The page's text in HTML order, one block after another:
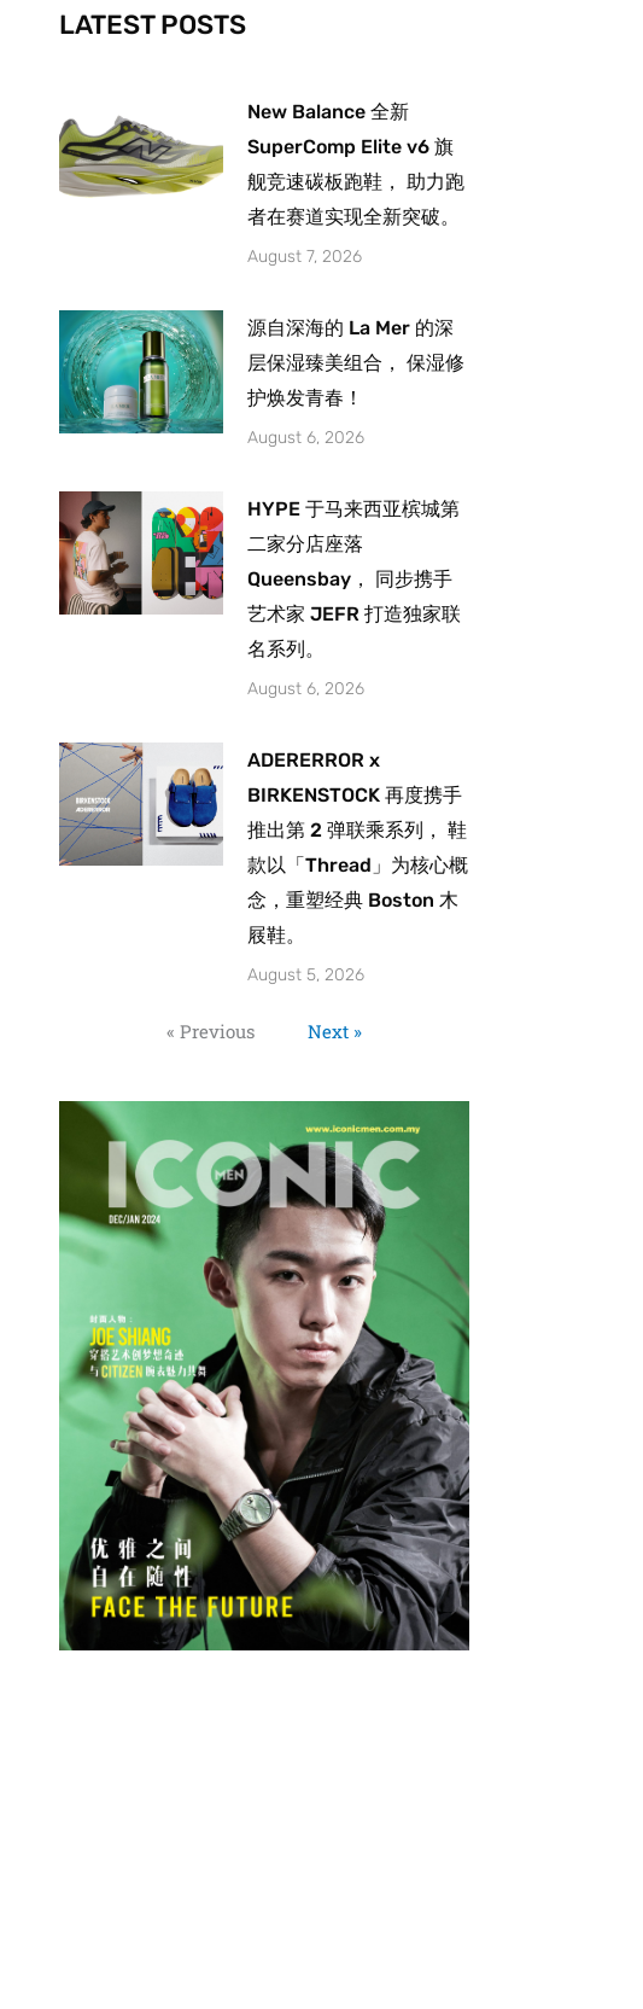
-
f
m
LATEST POSTS
New Balance 全新
SuperComp Elite v6 旗
舰竞速碳板跑鞋， 助力跑
者在赛道实现全新突破。
August 7, 2026
源自深海的 La Mer 的深
层保湿臻美组合， 保湿修
护焕发青春！
August 6, 2026
HYPE 于马来西亚槟城第
二家分店座落
Queensbay， 同步携手
艺术家 JEFR 打造独家联
名系列。
August 6, 2026
ADERERROR x
BIRKENSTOCK 再度携手
推出第 2 弹联乘系列， 鞋
款以「Thread」为核心概
念，重塑经典 Boston 木
屐鞋。
August 5, 2026
« Previous Next »